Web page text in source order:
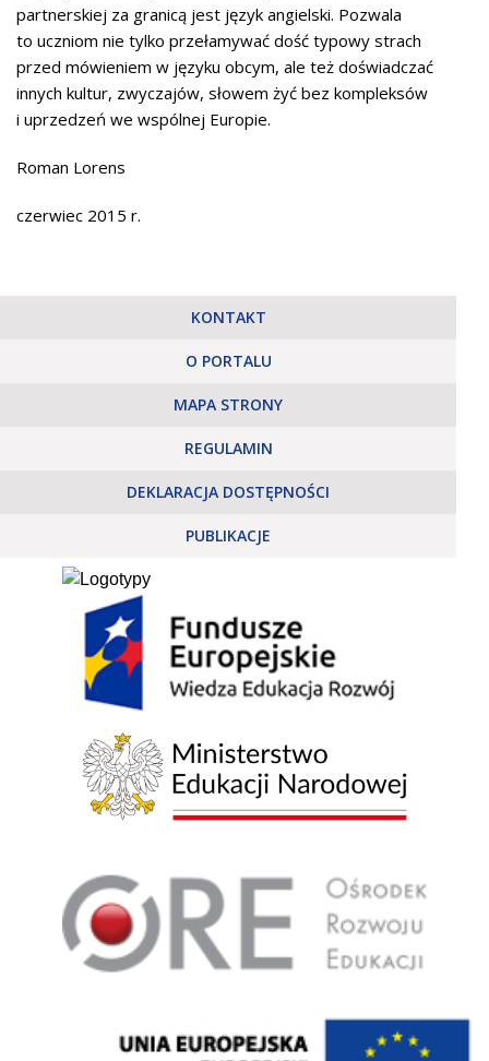
partnerskiej za granicą jest język angielski. Pozwala
to uczniom nie tylko przełamywać dość typowy strach
przed mówieniem w języku obcym, ale też doświadczać
innych kultur, zwyczajów, słowem żyć bez kompleksów
i uprzedzeń we wspólnej Europie.
Roman Lorens
czerwiec 2015 r.
KONTAKT
O PORTALU
MAPA STRONY
REGULAMIN
DEKLARACJA DOSTĘPNOŚCI
PUBLIKACJE